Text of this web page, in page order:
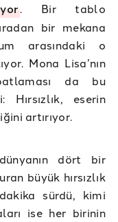
. Bir tablo
bir mekana
arasındaki o
Mona Lisa’nın
da bu
Hırsızlık, eserin
artırıyor.
dört bir
büyük hırsızlık
sürdü, kimi
ise her birinin